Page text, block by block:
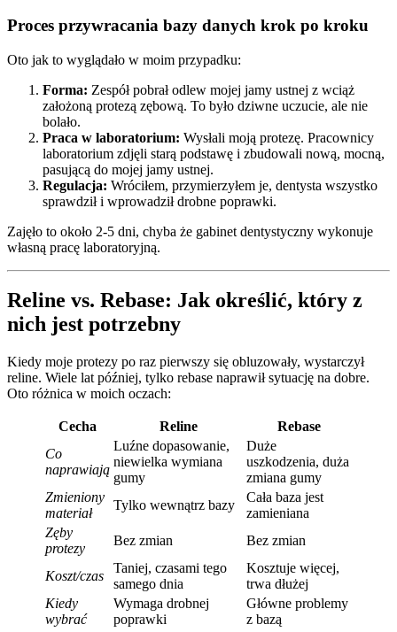
Proces przywracania bazy danych krok po kroku
Oto jak to wyglądało w moim przypadku:
Forma: Zespół pobrał odlew mojej jamy ustnej z wciąż
założoną protezą zębową. To było dziwne uczucie, ale nie
bolało.
Praca w laboratorium: Wysłali moją protezę. Pracownicy
laboratorium zdjęli starą podstawę i zbudowali nową, mocną,
pasującą do mojej jamy ustnej.
Regulacja: Wróciłem, przymierzyłem je, dentysta wszystko
sprawdził i wprowadził drobne poprawki.
Zajęło to około 2-5 dni, chyba że gabinet dentystyczny wykonuje
własną pracę laboratoryjną.
Reline vs. Rebase: Jak określić, który z
nich jest potrzebny
Kiedy moje protezy po raz pierwszy się obluzowały, wystarczył
reline. Wiele lat później, tylko rebase naprawił sytuację na dobre.
Oto różnica w moich oczach:
Cecha Reline
Rebase
Co
naprawiają
Luźne dopasowanie,
niewielka wymiana
gumy
Duże
uszkodzenia, duża
zmiana gumy
Zmieniony
materiał
Tylko wewnątrz bazy
Cała baza jest
zamieniana
Zęby
protezy
Bez zmian Bez zmian
Koszt/czas
Taniej, czasami tego
samego dnia
Kosztuje więcej,
trwa dłużej
Kiedy
wybrać
Wymaga drobnej
poprawki
Główne problemy
z bazą